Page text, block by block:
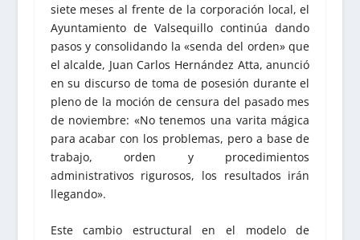
siete meses al frente de la corporación local, el
Ayuntamiento de Valsequillo continúa dando
pasos y consolidando la «senda del orden» que
el alcalde, Juan Carlos Hernández Atta, anunció
en su discurso de toma de posesión durante el
pleno de la moción de censura del pasado mes
de noviembre: «No tenemos una varita mágica
para acabar con los problemas, pero a base de
trabajo, orden y procedimientos
administrativos rigurosos, los resultados irán
llegando».
Este cambio estructural en el modelo de